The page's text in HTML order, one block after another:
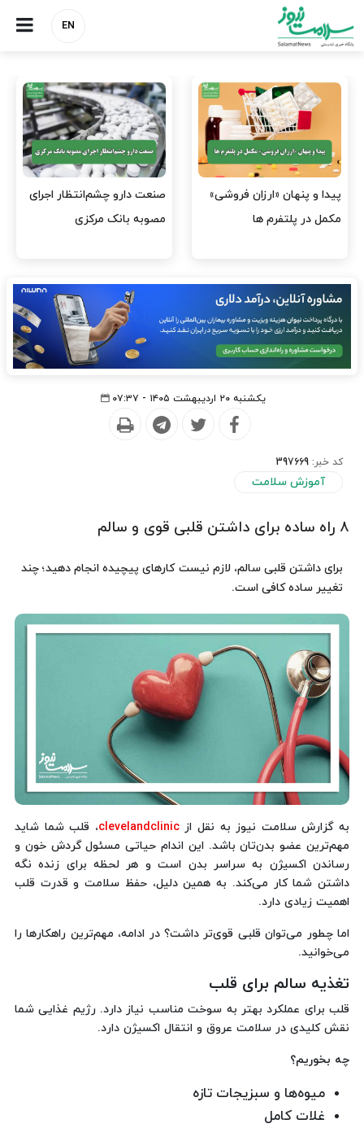
EN
هشدار کانون هموفیلی ایران:
۴ هزار بیمار ۸ ماه است
نسخه وزارت بهداشت برای
مهار پزشک‌نماهای
یکشنبه ۲۰ اردیبهشت ۱۴۰۵ - ۰۷:۳۷
کد خبر: 397669
آموزش سلامت
۸ راه ساده برای داشتن قلبی قوی و سالم
برای داشتن قلبی سالم، لازم نیست کارهای پیچیده انجام دهید؛ چند
تغییر ساده کافی است.
به گزارش سلامت نیوز به نقل ازclevelandclinic، قلب شما شاید
مهم‌ترین عضو بدن‌تان باشد. این اندام حیاتی مسئول گردش خون و
رساندن اکسیژن به سراسر بدن است و هر لحظه برای زنده نگه
داشتن شما کار می‌کند. به همین دلیل، حفظ سلامت و قدرت قلب
اهمیت زیادی دارد.
اما چطور می‌توان قلبی قوی‌تر داشت؟ در ادامه، مهم‌ترین راهکارها را
می‌خوانید.
تغذیه سالم برای قلب
قلب برای عملکرد بهتر به سوخت مناسب نیاز دارد. رژیم غذایی شما
نقش کلیدی در سلامت عروق و انتقال اکسیژن دارد.
چه بخوریم؟
میوه‌ها و سبزیجات تازه
غلات کامل